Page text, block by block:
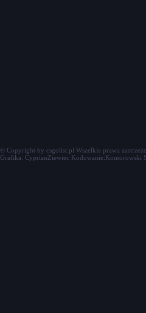
© Copyright by csgolist.pl Wszelkie prawa
Grafika: CyprianZiewiec Kodowanie:Komorowski